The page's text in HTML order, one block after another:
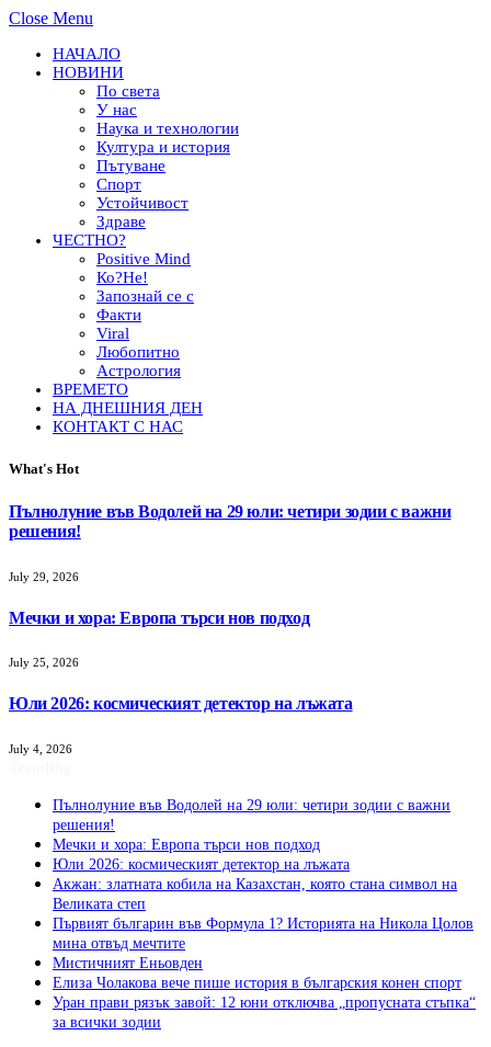
Close Menu
НАЧАЛО
НОВИНИ
По света
У нас
Наука и технологии
Култура и история
Пътуване
Спорт
Устойчивост
Здраве
ЧЕСТНО?
Positive Mind
Ко?Не!
Запознай се с
Факти
Viral
Любопитно
Астрология
ВРЕМЕТО
НА ДНЕШНИЯ ДЕН
КОНТАКТ С НАС
What's Hot
Пълнолуние във Водолей на 29 юли: четири зодии с важни
решения!
July 29, 2026
Мечки и хора: Европа търси нов подход
July 25, 2026
Юли 2026: космическият детектор на лъжата
July 4, 2026
Пълнолуние във Водолей на 29 юли: четири зодии с важни
решения!
Мечки и хора: Европа търси нов подход
Юли 2026: космическият детектор на лъжата
Акжан: златната кобила на Казахстан, която стана символ на
Великата степ
Първият българин във Формула 1? Историята на Никола Цолов
мина отвъд мечтите
Мистичният Eньовден
Елиза Чолакова вече пише история в българския конен спорт
Уран прави рязък завой: 12 юни отключва „пропусната стъпка“
за всички зодии